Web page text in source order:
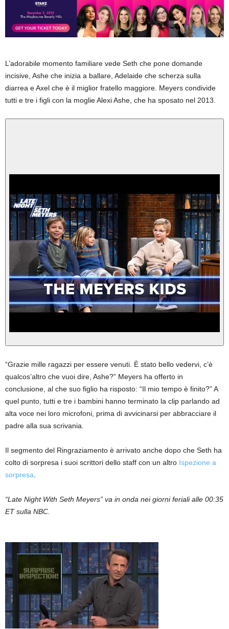
L’adorabile momento familiare vede Seth che pone domande
incisive, Ashe che inizia a ballare, Adelaide che scherza sulla
diarrea e Axel che è il miglior fratello maggiore. Meyers condivide
tutti e tre i figli con la moglie Alexi Ashe, che ha sposato nel 2013.
“Grazie mille ragazzi per essere venuti. È stato bello vedervi, c’è
qualcos’altro che vuoi dire, Ashe?” Meyers ha offerto in
conclusione, al che suo figlio ha risposto: “Il mio tempo è finito?” A
quel punto, tutti e tre i bambini hanno terminato la clip parlando ad
alta voce nei loro microfoni, prima di avvicinarsi per abbracciare il
padre alla sua scrivania.
Il segmento del Ringraziamento è arrivato anche dopo che Seth ha
colto di sorpresa i suoi scrittori dello staff con un altro Ispezione a
sorpresa
“Late Night With Seth Meyers” va in onda nei giorni feriali alle 00:35
ET sulla NBC.